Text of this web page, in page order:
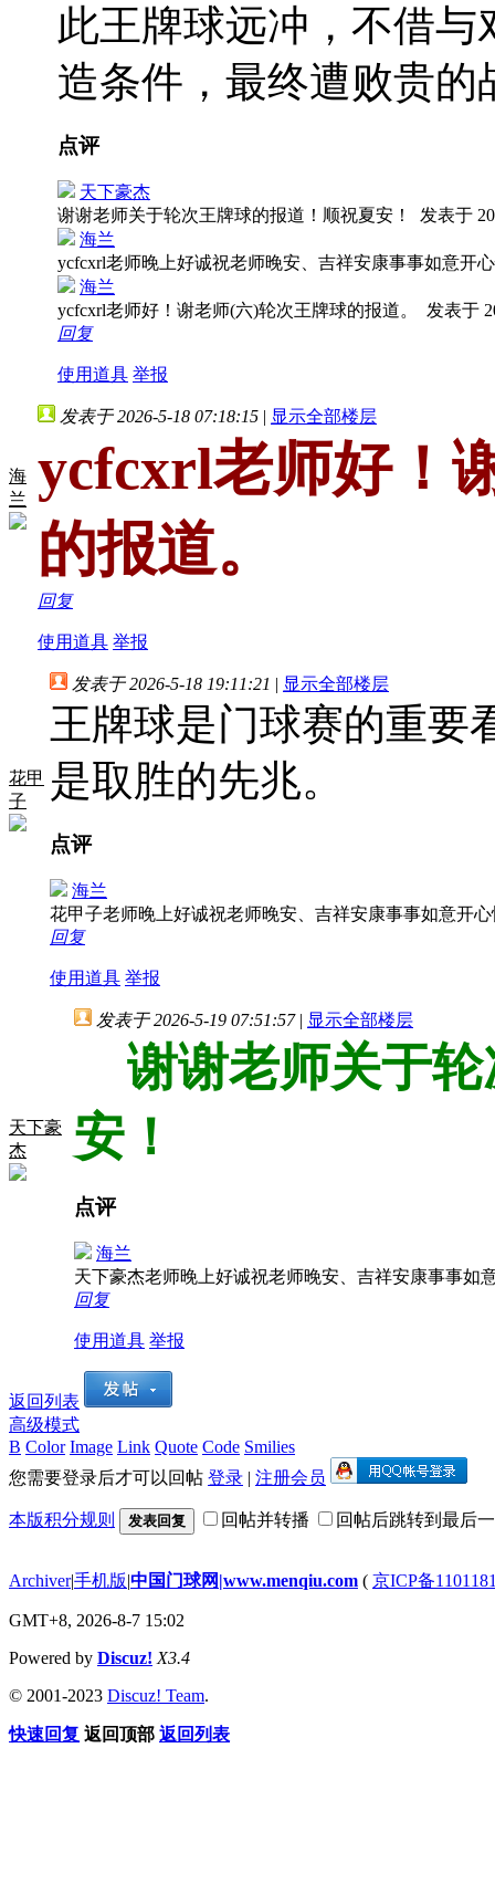
此王牌球远冲，不借
造条件，最终遭败贵
点评
天下豪杰
谢谢老师关于轮次王牌球的报道！顺祝夏安！ 发表于
海兰
ycfcxrl老师晚上好诚祝老师晚安、吉祥安康事事如意开
海兰
ycfcxrl老师好！谢老师(六)轮次王牌球的报道。 发表于
回复
使用道具 举报
海
兰
发表于 2026-5-18 07:18:15 | 显示全部楼层
ycfcxrl老师好！
的报道。
回复
使用道具 举报
花甲
子
发表于 2026-5-18 19:11:21 | 显示全部楼层
王牌球是门球赛的重要
是取胜的先兆。
点评
海兰
花甲子老师晚上好诚祝老师晚安、吉祥安康事事如意开
回复
使用道具 举报
天下豪
杰
发表于 2026-5-19 07:51:57 | 显示全部楼层
谢谢老师关于轮
安！
点评
海兰
天下豪杰老师晚上好诚祝老师晚安、吉祥安康事事如
回复
使用道具 举报
返回列表
高级模式
B Color Image Link Quote Code Smilies
您需要登录后才可以回帖 登录 | 注册会员
本版积分规则 发表回复 回帖并转播 回帖后跳转到最后
Archiver|手机版|中国门球网|www.menqiu.com ( 京ICP备
GMT+8, 2026-8-7 15:02
Powered by Discuz! X3.4
© 2001-2023 Discuz! Team.
快速回复 返回顶部 返回列表